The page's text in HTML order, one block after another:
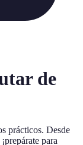
de
prácticos. Desde
para